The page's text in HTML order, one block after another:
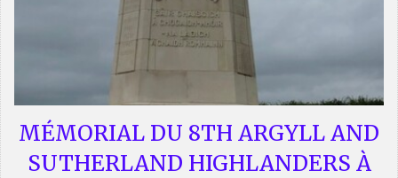
MÉMORIAL DU 8TH ARGYLL AND
SUTHERLAND HIGHLANDERS À